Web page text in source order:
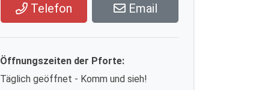
Telefon Email
Öffnungszeiten der Pforte:
Täglich geöffnet - Komm und sieh!